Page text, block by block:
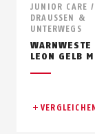
JUNIOR CARE /
DRAUSSEN & U
NTERWEGS
LEON GELB M